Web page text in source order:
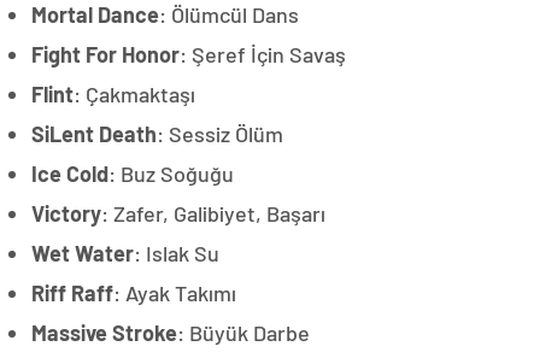
Mortal Dance: Ölümcül Dans
Fight For Honor: Şeref İçin Savaş
Flint: Çakmaktaşı
SiLent Death: Sessiz Ölüm
Ice Cold: Buz Soğuğu
Victory: Zafer, Galibiyet, Başarı
Wet Water: Islak Su
Riff Raff: Ayak Takımı
Massive Stroke: Büyük Darbe